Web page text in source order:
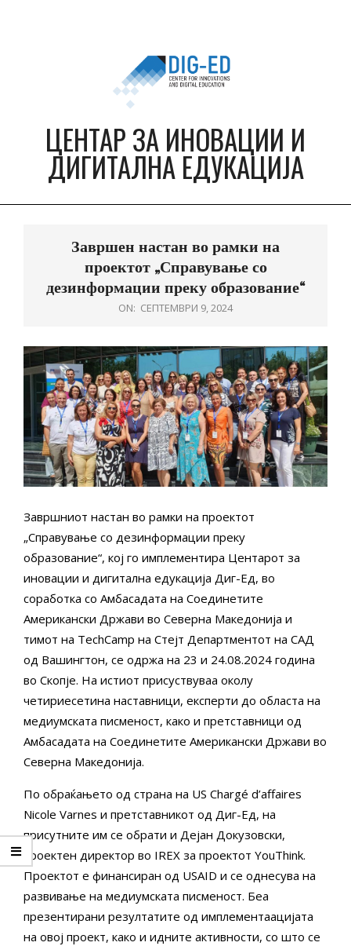
ЦЕНТАР ЗА ИНОВАЦИИ И
ДИГИТАЛНА ЕДУКАЦИЈА
Завршен настан во рамки на
проектот „Справување со
дезинформации преку образование“
ON: СЕПТЕМВРИ 9, 2024
Завршниот настан во рамки на проектот
„Справување со дезинформации преку
образование“, кој го имплементира Центарот за
иновации и дигитална едукација Диг-Ед, во
соработка со Амбасадата на Соединетите
Американски Држави во Северна Македонија и
тимот на TechCamp на Стејт Департментот на САД
од Вашингтон, се одржа на 23 и 24.08.2024 година
во Скопје. На истиот присуствуваа околу
четириесетина наставници, експерти до областа на
медиумската писменост, како и претставници од
Амбасадата на Соединетите Американски Држави во
Северна Македонија.
По обраќањето од страна на US Chargé d’affaires
Nicole Varnes и претставникот од Диг-Ед, на
присутните им се обрати и Дејан Докузовски,
проектен директор во IREX за проектот YouThink.
Проектот е финансиран од USAID и се однесува на
развивање на медиумската писменост. Беа
презентирани резултатите од имплементаацијата
на овој проект, како и идните активности, со што се